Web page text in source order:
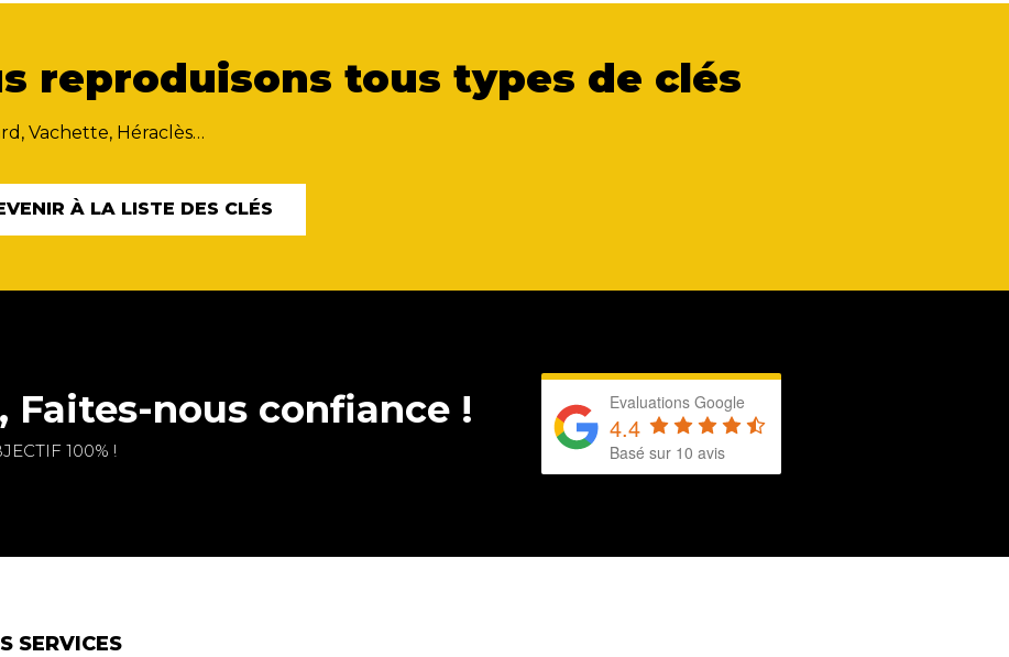
reproduisons tous types de clés
Vachette, Héraclès…
À LA LISTE DES CLÉS
Faites-nous confiance !
100% !
Evaluations Google
4.4
Basé sur 10 avis
SERVICES